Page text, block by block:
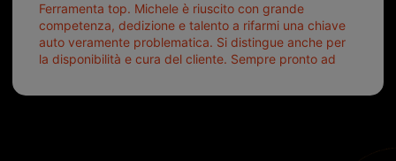
Ferramenta top. Michele è riuscito con grande
competenza, dedizione e talento a rifarmi una chiave
auto veramente problematica. Si distingue anche per
la disponibilità e cura del cliente. Sempre pronto ad